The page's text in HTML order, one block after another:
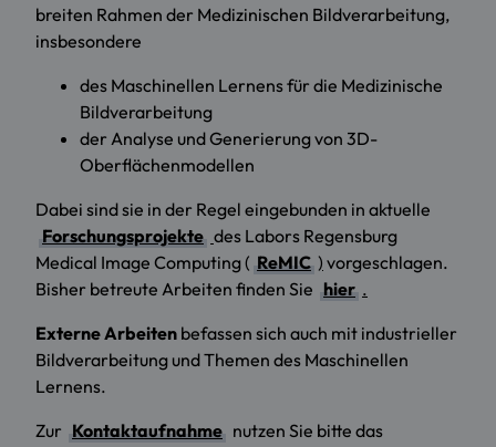
breiten Rahmen der Medizinischen Bildverarbeitung,
insbesondere
des Maschinellen Lernens für die Medizinische
Bildverarbeitung
der Analyse und Generierung von 3D-
Oberflächenmodellen
Dabei sind sie in der Regel eingebunden in aktuelle
Forschungsprojekte des Labors Regensburg
Medical Image Computing ( ReMIC ) vorgeschlagen.
Bisher betreute Arbeiten finden Sie hier .
Externe Arbeiten befassen sich auch mit industrieller
Bildverarbeitung und Themen des Maschinellen
Lernens.
Zur Kontaktaufnahme nutzen Sie bitte das